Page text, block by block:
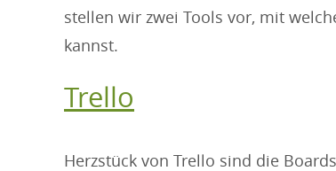
stellen wir zwei Tools vor, mit
kannst.
Trello
Herzstück von Trello sind die